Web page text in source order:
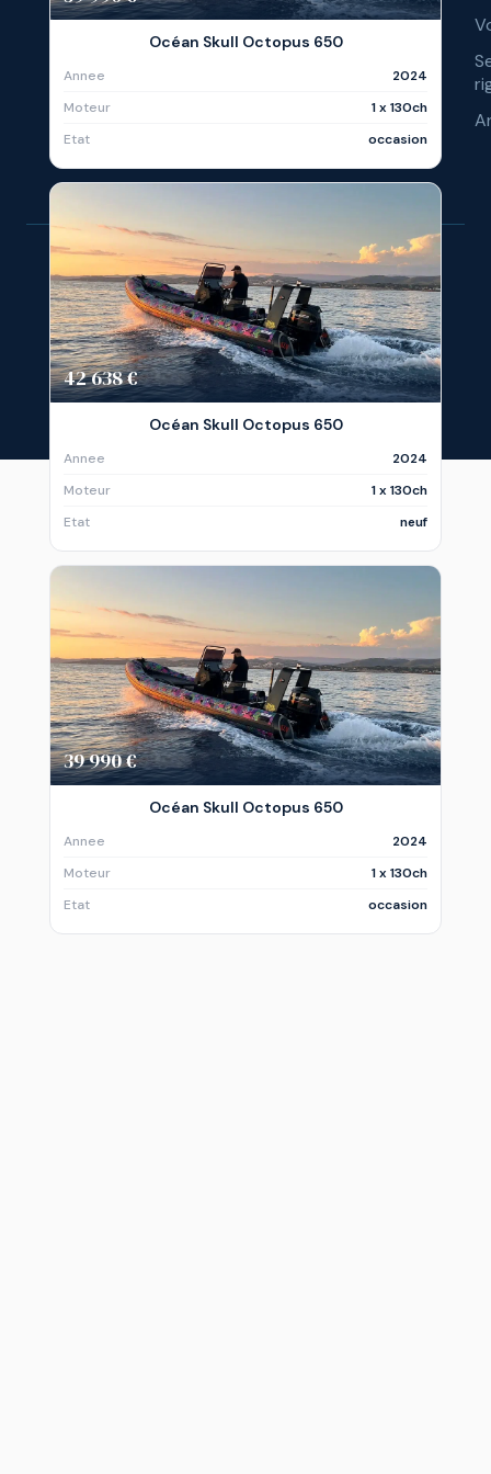
Océan Skull Octopus 650
Annee
2024
Moteur
1 x 130ch
Etat
occasion
42 638 €
Océan Skull Octopus 650
Annee
2024
Moteur
1 x 130ch
Etat
neuf
39 990 €
Océan Skull Octopus 650
Annee
2024
Moteur
1 x 130ch
Etat
occasion